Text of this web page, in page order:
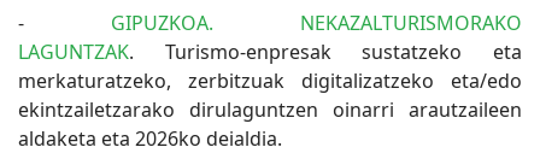
- GIPUZKOA. NEKAZALTURISMORAKO
LAGUNTZAK. Turismo-enpresak sustatzeko eta
merkaturatzeko, zerbitzuak digitalizatzeko eta/edo
ekintzailetzarako dirulaguntzen oinarri arautzaileen
aldaketa eta 2026ko deialdia.